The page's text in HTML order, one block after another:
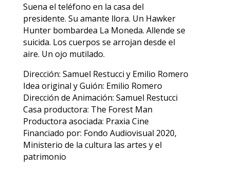
Suena el teléfono en la casa del
presidente. Su amante llora. Un Hawker
Hunter bombardea La Moneda. Allende se
suicida. Los cuerpos se arrojan desde el
aire. Un ojo mutilado.
Dirección: Samuel Restucci y Emilio Romero
Idea original y Guión: Emilio Romero
Dirección de Animación: Samuel Restucci
Casa productora: The Forest Man
Productora asociada: Praxia Cine
Financiado por: Fondo Audiovisual 2020,
Ministerio de la cultura las artes y el
patrimonio